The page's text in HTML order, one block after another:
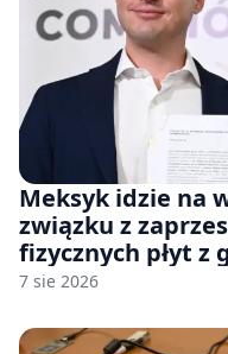
Meksyk idzie na
związku z
fizycznych płyt z
7 sie 2026